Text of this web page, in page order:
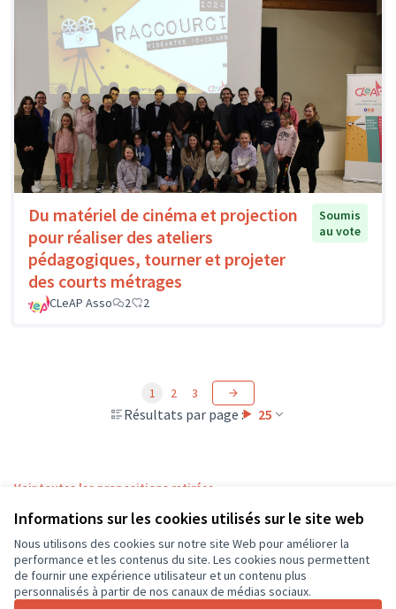
Informations sur les cookies utilisés sur le site web
Nous utilisons des cookies sur notre site Web pour améliorer la
performance et les contenus du site. Les cookies nous permettent
de fournir une expérience utilisateur et un contenu plus
personnalisés à partir de nos canaux de médias sociaux.
Du matériel de cinéma et projection
pour réaliser des ateliers
pédagogiques, tourner et projeter
des courts métrages
Soumis
au vote
CLeAP Asso 2 2
Résultats par page : 25
1 2 3
Voir toutes les propositions retirées
Conditions d'utilisation
Paramètres des cookies
CD37 sur XCD37 sur Facebook
CD37 sur Instagram
CD37 sur YouTube